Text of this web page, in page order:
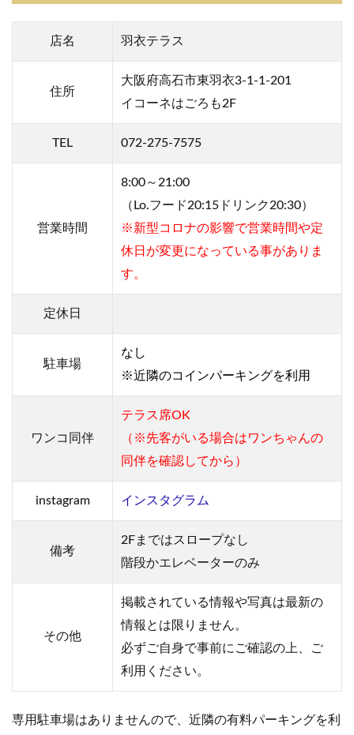
店名 羽衣テラス
住所
大阪府高石市東羽衣3-1-1-201
イコーネはごろも2F
TEL 072-275-7575
営業時間
8:00～21:00
（Lo.フード20:15ドリンク20:30）
※新型コロナの影響で営業時間や定
休日が変更になっている事がありま
す。
定休日
駐車場
なし
※近隣のコインパーキングを利用
ワンコ同伴
テラス席OK
（※先客がいる場合はワンちゃんの
同伴を確認してから）
instagram インスタグラム
備考
2Fまではスロープなし
階段かエレベーターのみ
その他
掲載されている情報や写真は最新の
情報とは限りません。
必ずご自身で事前にご確認の上、ご
利用ください。
専用駐車場はありませんので、近隣の有料パーキングを利